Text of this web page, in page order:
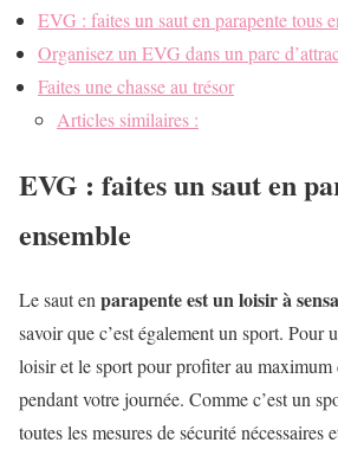
EVG : faites un saut en parapente tous
Organisez un EVG dans un parc
Faites une chasse au trésor
Articles similaires :
EVG : faites un saut en
ensemble
Le saut en parapente est un loisir à
savoir que c’est également un sport. Pour
loisir et le sport pour profiter au
pendant votre journée. Comme c’est un
toutes les mesures de sécurité nécessaires